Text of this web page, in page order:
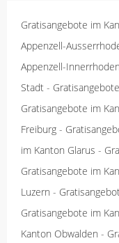
Gratisangebote im
Appenzell-
Appenzell-Innerrhoden
Stadt -
Gratisangebote im
Freiburg -
im Kanton Glarus -
Gratisangebote im
Luzern -
Gratisangebote im
Kanton Obwalden -